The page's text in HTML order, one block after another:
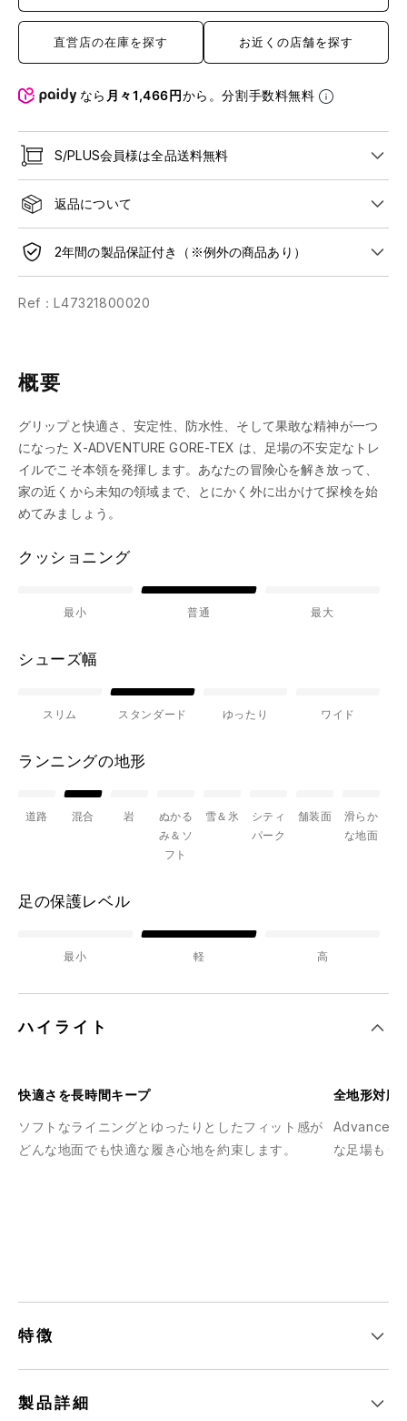
直営店の在庫を探す お近くの店舗を探す
なら 月々1,466円から。分割手数料無料
S/PLUS会員様は全品送料無料
返品について
2年間の製品保証付き（※例外の商品あり）
Ref：L47321800020
概要
グリップと快適さ、安定性、防水性、そして果敢な精神が一つ
になった X-ADVENTURE GORE-TEX は、足場の不安定なトレ
イルでこそ本領を発揮します。あなたの冒険心を解き放って、
家の近くから未知の領域まで、とにかく外に出かけて探検を始
めてみましょう。
クッショニング
最小 普通 最大
シューズ幅
スリム スタンダード ゆったり ワイド
ランニングの地形
道路 混合 岩
ぬかる
み＆ソ
フト
雪＆氷
シティ
パーク
舗装面
滑らか
な地面
足の保護レベル
最小 軽 高
ハイライト
快適さを長時間キープ
ソフトなライニングとゆったりとしたフィット感が
どんな地面でも快適な履き心地を約束します。
全地形対応
Advanced
な足場もう
特徴
製品詳細